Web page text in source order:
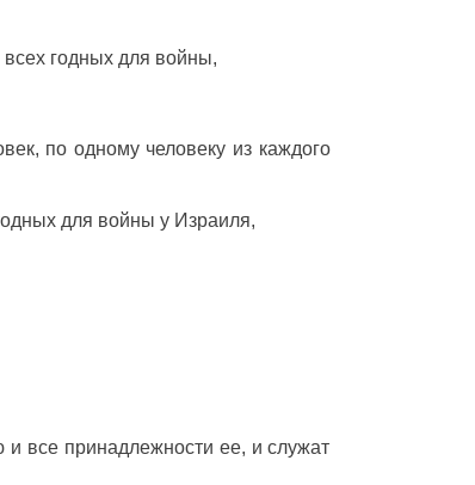
всех годныхдля войны,
, по одному человеку из каждого
для войны у Израиля,
и все принадлежности ее, ислужат